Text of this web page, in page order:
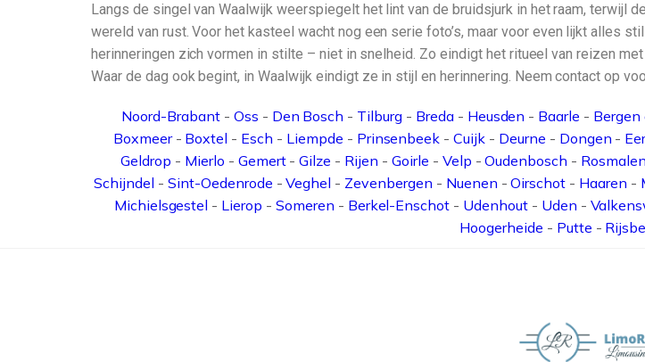
Langs de singel van Waalwijk weerspiegelt het lint van de bruidsjurk in het raam, terwijl
wereld van rust. Voor het kasteel wacht nog een serie foto’s, maar voor even lijkt alles
herinneringen zich vormen in stilte – niet in snelheid. Zo eindigt het ritueel van reizen
Waar de dag ook begint, in Waalwijk eindigt ze in stijl en herinnering. Neem contact op
Noord-Brabant- Oss - Den Bosch - Tilburg- Breda- Heusden - Baarle - Bergen
Boxmeer- Boxtel - Esch - Liempde - Prinsenbeek -Cuijk - Deurne - Dongen -
Geldrop - Mierlo - Gemert-Gilze - Rijen - Goirle - Velp -Oudenbosch - Rosmalen
Schijndel -Sint-Oedenrode -Veghel - Zevenbergen - Nuenen -Oirschot - Haaren -
Michielsgestel - Lierop - Someren - Berkel-Enschot - Udenhout- Uden -
Hoogerheide - Putte -